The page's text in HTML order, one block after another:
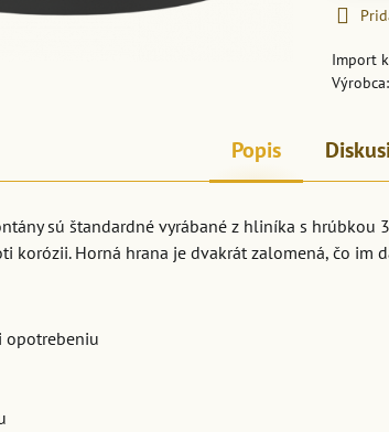
Import
Výrobca:
Popis
sú štandardné vyrábané z hliníka s
korózii. Horná hrana je dvakrát zalomená, čo im
opotrebeniu